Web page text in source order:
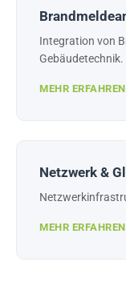
Integration von
Gebäudetechnik.
MEHR ERFAHREN
Netzwerk &
MEHR ERFAHREN